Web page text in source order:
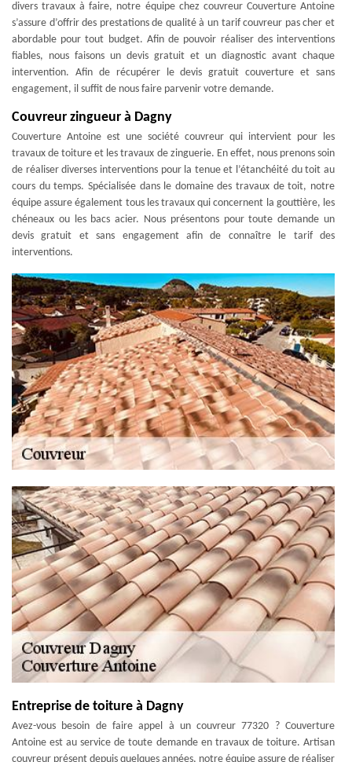
divers travaux à faire, notre équipe chez couvreur Couverture Antoine
s’assure d’offrir des prestations de qualité à un tarif couvreur pas cher et
abordable pour tout budget. Afin de pouvoir réaliser des interventions
fiables, nous faisons un devis gratuit et un diagnostic avant chaque
intervention. Afin de récupérer le devis gratuit couverture et sans
engagement, il suffit de nous faire parvenir votre demande.
Couvreur zingueur à Dagny
Couverture Antoine est une société couvreur qui intervient pour les
travaux de toiture et les travaux de zinguerie. En effet, nous prenons soin
de réaliser diverses interventions pour la tenue et l’étanchéité du toit au
cours du temps. Spécialisée dans le domaine des travaux de toit, notre
équipe assure également tous les travaux qui concernent la gouttière, les
chéneaux ou les bacs acier. Nous présentons pour toute demande un
devis gratuit et sans engagement afin de connaître le tarif des
interventions.
Entreprise de toiture à Dagny
Avez-vous besoin de faire appel à un couvreur 77320 ? Couverture
Antoine est au service de toute demande en travaux de toiture. Artisan
couvreur présent depuis quelques années, notre équipe assure de réaliser